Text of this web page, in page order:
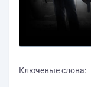
Ключевые слова: